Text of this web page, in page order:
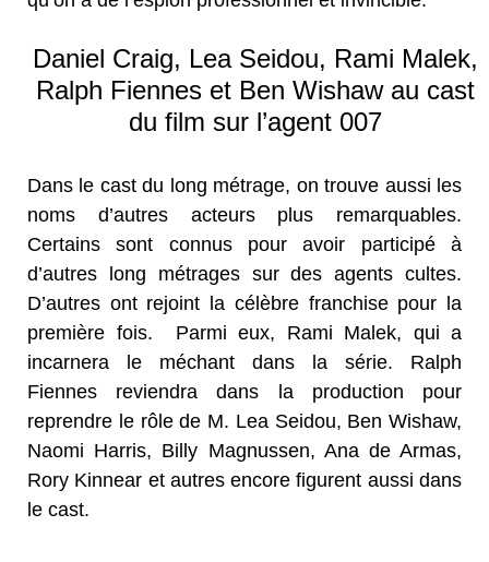
Daniel Craig, Lea Seidou, Rami Malek,
Ralph Fiennes et Ben Wishaw au cast
du film sur l’agent 007
Dans le cast du long métrage, on trouve aussi les
noms d’autres acteurs plus remarquables.
Certains sont connus pour avoir participé à
d’autres long métrages sur des agents cultes.
D’autres ont rejoint la célèbre franchise pour la
première fois. Parmi eux, Rami Malek, qui a
incarnera le méchant dans la série. Ralph
Fiennes reviendra dans la production pour
reprendre le rôle de M. Lea Seidou, Ben Wishaw,
Naomi Harris, Billy Magnussen, Ana de Armas,
Rory Kinnear et autres encore figurent aussi dans
le cast.